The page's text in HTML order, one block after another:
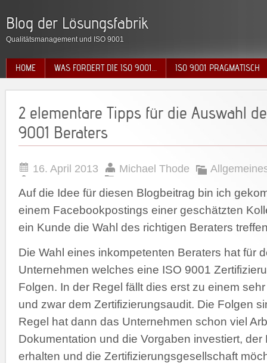
Blog der Lösungsfabrik
Qualitätsmanagement und ISO 9001
HOME WAS FORDERT DIE ISO 9001… ISO 9001 PRAGMATISCH
2 elementare Tipps für die Auswahl
9001 Beraters
16. April 2013 Michael Thode
Auf die Idee für diesen Blogbeitrag bin ich
einem Facebookpostings einer geschätzten
ein Kunde die Wahl des richtigen Beraters
Die Wahl eines inkompetenten Beraters hat für
Unternehmen welches eine ISO 9001
Folgen. In der Regel fällt dies erst zu einem
und zwar dem Zertifizierungsaudit. Die Folgen
Regel hat dann das Unternehmen schon viel
Dokumentation und die Vorgaben investiert, der
erhalten und die Zertifizierungsgesellschaft